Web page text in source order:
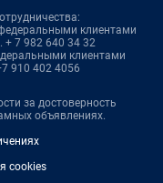
клиентами
+ 7 982 640 34 32
клиентами
910 402 4056
за достоверность
объявлениях.
cookies